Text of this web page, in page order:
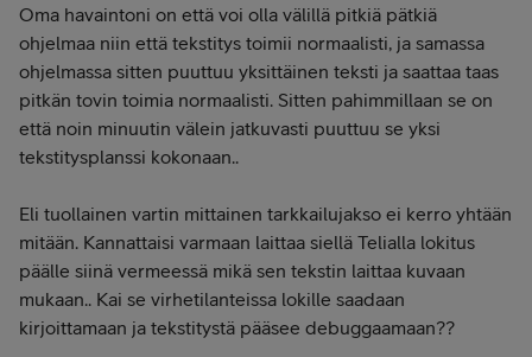
Oma havaintoni on että voi olla välillä pitkiä pätkiä
ohjelmaa niin että tekstitys toimii normaalisti, ja samassa
ohjelmassa sitten puuttuu yksittäinen teksti ja saattaa taas
pitkän tovin toimia normaalisti. Sitten pahimmillaan se on
että noin minuutin välein jatkuvasti puuttuu se yksi
tekstitysplanssi kokonaan..
Eli tuollainen vartin mittainen tarkkailujakso ei kerro yhtään
mitään. Kannattaisi varmaan laittaa siellä Telialla lokitus
päälle siinä vermeessä mikä sen tekstin laittaa kuvaan
mukaan.. Kai se virhetilanteissa lokille saadaan
kirjoittamaan ja tekstitystä pääsee debuggaamaan??